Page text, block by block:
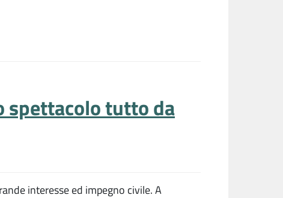
spettacolo tutto da
interesse ed impegno civile. A